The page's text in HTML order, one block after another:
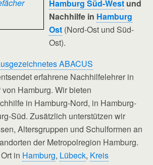
Hamburg Süd-West und
Nachhilfe in Hamburg
Ost (Nord-Ost und Süd-
Ost).
ABACUS
erfahrene Nachhilfelehrer in
von Hamburg. Wir bieten
in Hamburg-Nord, in Hamburg-
Süd. Zusätzlich unterstützen wir
Altersgruppen und Schulformen an
der Metropolregion Hamburg.
in Hamburg, Lübeck, Kreis